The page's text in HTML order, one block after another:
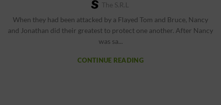
The S.r.l
When they had been attacked by a Flayed Tom and Bruce, Nancy
and Jonathan did their greatest to protect one another. After Nancy
was sa...
CONTINUE READING